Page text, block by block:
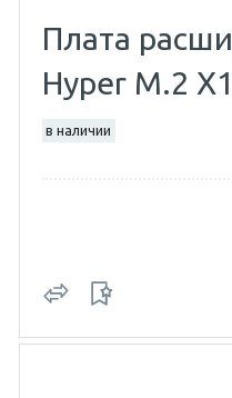
Плата
Hyper M.2
в наличии